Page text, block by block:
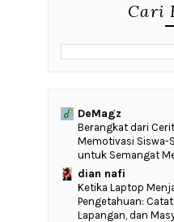
Cari
DeMagz
‎Berangkat dari
Memotivasi Siswa-
untuk Semangat
dian nafi
Ketika Laptop
Pengetahuan:
Lapangan, dan